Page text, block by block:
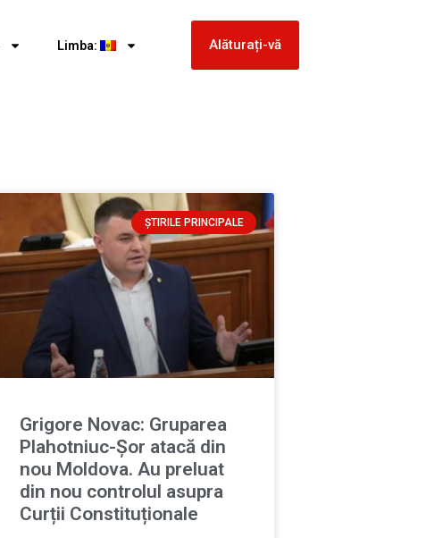
Limba: Alăturați-vă
ȘTIRILE PRINCIPALE
Grigore Novac: Gruparea
Plahotniuc-Șor atacă din
nou Moldova. Au preluat
din nou controlul asupra
Curții Constituționale